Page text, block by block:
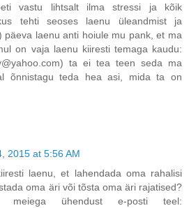
vastu lihtsalt ilma stressi ja kõik
tehti seoses laenu üleandmist ja
päeva laenu anti hoiule mu pank, et ma
on vaja laenu kiiresti temaga kaudu:
ta ei tea teen seda ma
õnnistagu teda hea asi, mida ta on
2015 at 5:56 AM
laenu, et lahendada oma rahalisi
oma äri või tõsta oma äri rajatised?
ühendust e-posti teel: